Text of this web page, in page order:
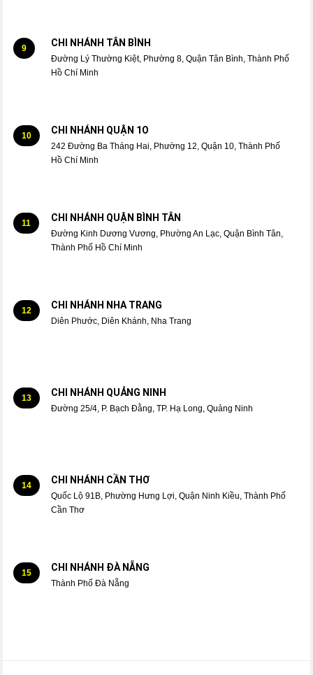
9 CHI NHÁNH TÂN BÌNH
Đường Lý Thường Kiệt, Phường 8, Quận Tân Bình, Thành Phố
Hồ Chí Minh
10 CHI NHÁNH QUẬN 1O
242 Đường Ba Tháng Hai, Phường 12, Quận 10, Thành Phố
Hồ Chí Minh
11 CHI NHÁNH QUẬN BÌNH TÂN
Đường Kinh Dương Vương, Phường An Lạc, Quận Bình Tân,
Thành Phố Hồ Chí Minh
12 CHI NHÁNH NHA TRANG
Diên Phước, Diên Khánh, Nha Trang
13 CHI NHÁNH QUẢNG NINH
Đường 25/4, P. Bạch Đằng, TP. Hạ Long, Quảng Ninh
14 CHI NHÁNH CẦN THƠ
Quốc Lộ 91B, Phường Hưng Lợi, Quận Ninh Kiều, Thành Phố
Cần Thơ
15 CHI NHÁNH ĐÀ NẴNG
Thành Phố Đà Nẵng